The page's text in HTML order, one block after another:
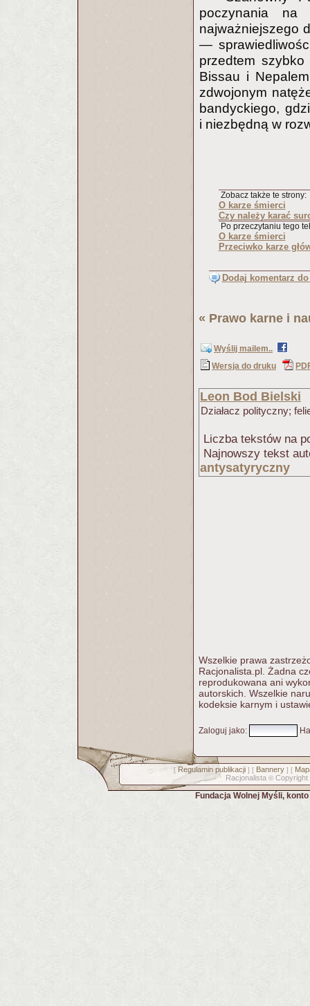
poczynania na
najważniejszego
—
przedtem
Bissau i
zdwojonym
bandyckiego,
i niezbędną w
Zobacz także te strony:
O karze śmierci
Czy należy karać
Po przeczytaniu tego
O karze śmierci
Przeciwko karze
Dodaj komentarz
« Prawo karne i
Wyślij mailem..
Wersja do druku
Leon Bod Bielski
Działacz polityczny;
Liczba tekstów na
Najnowszy tekst
antysatyryczny
Wszelkie prawa
Racjonalista.pl. Żadna
reprodukowana ani
autorskich. Wszelkie
kodeksie karnym i
Zaloguj jako:
[ Regulamin publikacji] [ Bannery] [
Racjonalista © Copyright
Fundacja Wolnej Myśli,